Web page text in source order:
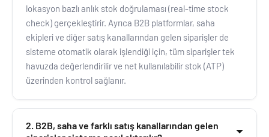
lokasyon bazlı anlık stok doğrulaması (real-time stock
check) gerçekleştirir. Ayrıca B2B platformlar, saha
ekipleri ve diğer satış kanallarından gelen siparişler de
sisteme otomatik olarak işlendiği için, tüm siparişler tek
havuzda değerlendirilir ve net kullanılabilir stok (ATP)
üzerinden kontrol sağlanır.
2. B2B, saha ve farklı satış kanallarından gelen